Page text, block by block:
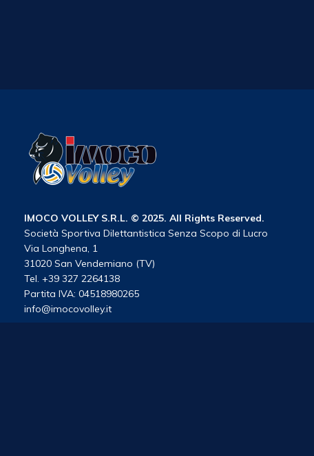
IMOCO VOLLEY S.R.L. © 2025. All Rights Reserved.
Società Sportiva Dilettantistica Senza Scopo di Lucro
Via Longhena, 1
31020 San Vendemiano (TV)
Tel. +39 327 2264138
Partita IVA: 04518980265
info@imocovolley.it